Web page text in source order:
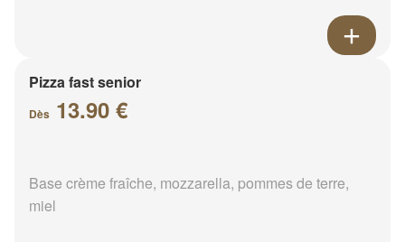
Pizza fast senior
Dès 13.90 €
Base crème fraîche, mozzarella, pommes de terre,
miel